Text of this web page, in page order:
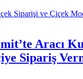
Siparişi ve Çiçek
Aracı
Sipariş